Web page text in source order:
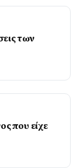
των
που είχε